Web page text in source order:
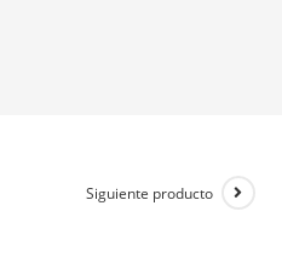
Siguiente producto